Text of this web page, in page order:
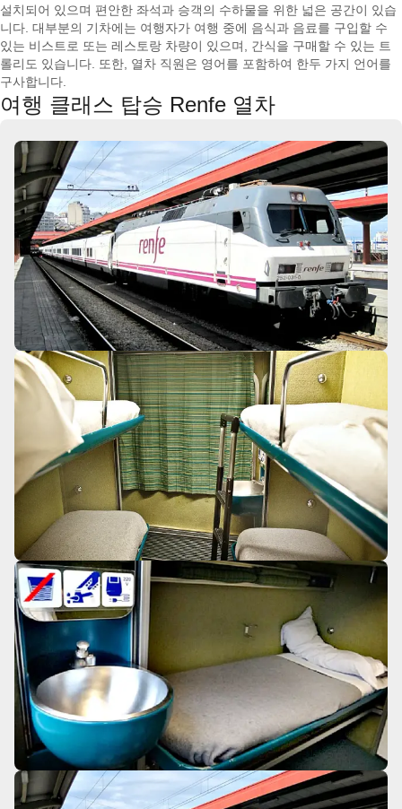
설치되어 있으며 편안한 좌석과 승객의 수하물을 위한 넓은 공간이 있습
니다. 대부분의 기차에는 여행자가 여행 중에 음식과 음료를 구입할 수
있는 비스트로 또는 레스토랑 차량이 있으며, 간식을 구매할 수 있는 트
롤리도 있습니다. 또한, 열차 직원은 영어를 포함하여 한두 가지 언어를
구사합니다.
여행 클래스 탑승 Renfe 열차